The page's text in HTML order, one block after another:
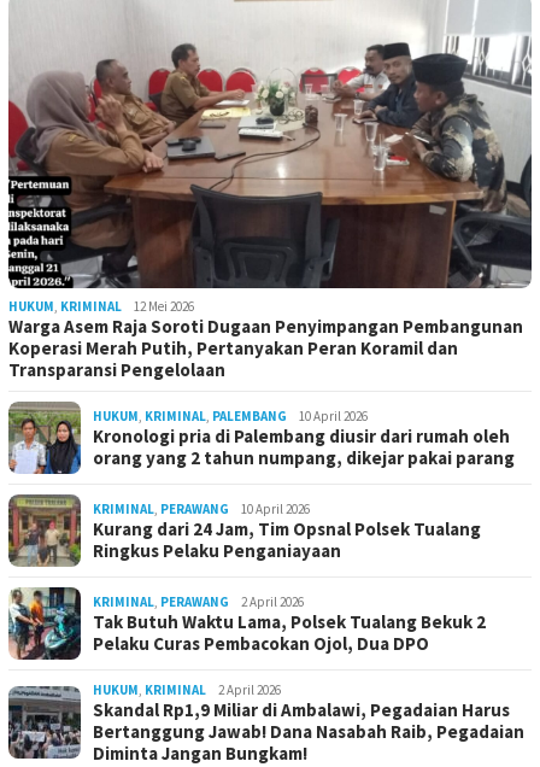
HUKUM, KRIMINAL 12 Mei 2026
Warga Asem Raja Soroti Dugaan Penyimpangan Pembangunan
Koperasi Merah Putih, Pertanyakan Peran Koramil dan
Transparansi Pengelolaan
HUKUM, KRIMINAL, PALEMBANG 10 April 2026
Kronologi pria di Palembang diusir dari rumah oleh
orang yang 2 tahun numpang, dikejar pakai parang
KRIMINAL, PERAWANG 10 April 2026
Kurang dari 24 Jam, Tim Opsnal Polsek Tualang
Ringkus Pelaku Penganiayaan
KRIMINAL, PERAWANG 2 April 2026
Tak Butuh Waktu Lama, Polsek Tualang Bekuk 2
Pelaku Curas Pembacokan Ojol, Dua DPO
HUKUM, KRIMINAL 2 April 2026
Skandal Rp1,9 Miliar di Ambalawi, Pegadaian Harus
Bertanggung Jawab! Dana Nasabah Raib, Pegadaian
Diminta Jangan Bungkam!